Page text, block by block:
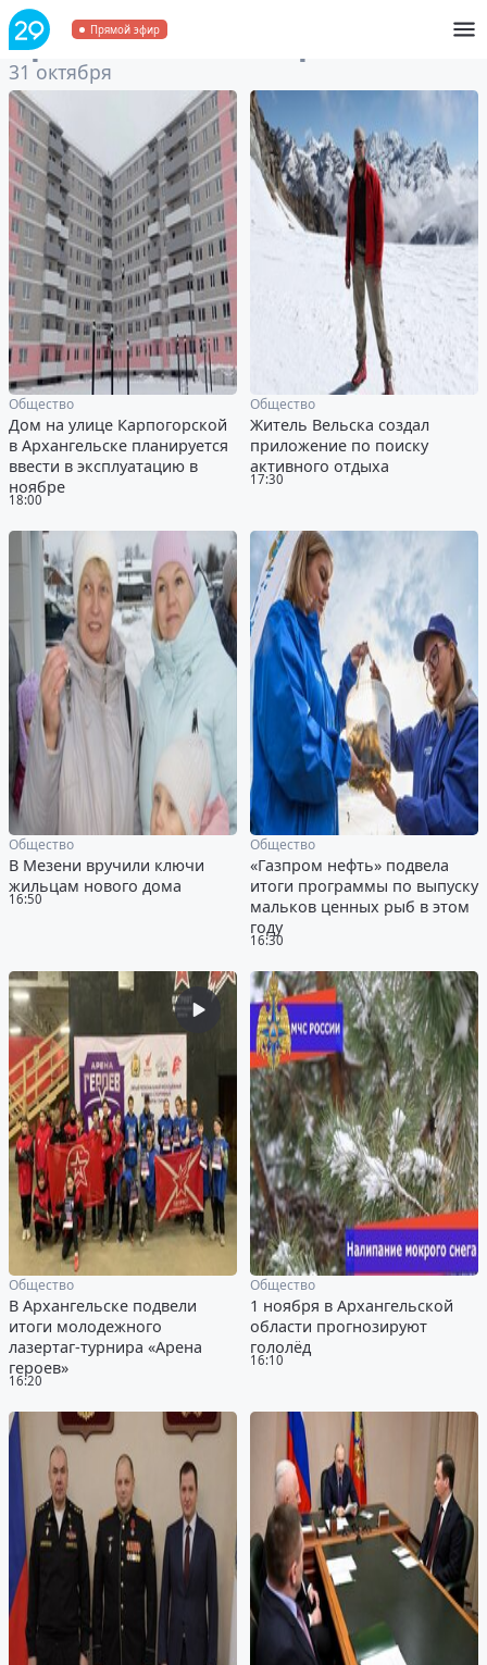
Прямой эфир
Архивза 31 октября 2023
31 октября
18:00
Общество
Дом на улице Карпогорской
в Архангельске планируется
ввести в эксплуатацию в
ноябре
17:30
Общество
Житель Вельска создал
приложение по поиску
активного отдыха
16:50
Общество
В Мезени вручили ключи
жильцам нового дома
16:30
Общество
«Газпром нефть» подвела
итоги программы по выпуску
мальков ценных рыб в этом
году
16:20
Общество
В Архангельске подвели
итоги молодежного
лазертаг-турнира «Арена
героев»
16:10
Общество
1 ноября в Архангельской
области прогнозируют
гололёд